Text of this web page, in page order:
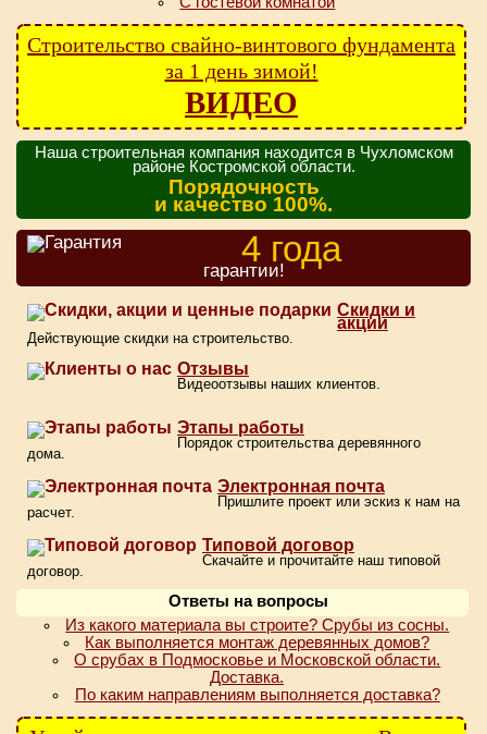
Строительство свайно-винтового фундамента
за 1 день зимой!
ВИДЕО
Наша строительная компания находится в Чухломском
районе Костромской области.
Порядочность
и качество 100%.
4 года
гарантии!
Скидки и
акции
Действующие скидки на строительство.
Отзывы
Видеоотзывы наших клиентов.
Этапы работы
Порядок строительства деревянного
дома.
Электронная почта
Пришлите проект или эскиз к нам на
расчет.
Типовой договор
Скачайте и прочитайте наш типовой
договор.
Ответы на вопросы
Из какого материала вы строите? Срубы из сосны.
Как выполняется монтаж деревянных домов?
О срубах в Подмосковье и Московской области.
Доставка.
По каким направлениям выполняется доставка?